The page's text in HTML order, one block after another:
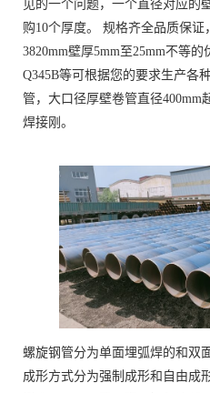
见的一个问题，一个直径对应的
购10个厚度。 规格齐全品质保证
3820mm壁厚5mm至25mm不等的
Q345B等可根据您的要求生产各
管，大口径厚壁卷管直径400mm
焊接刚。
螺旋钢管分为单面埋弧焊的和双
成形方式分为强制成形和自由成